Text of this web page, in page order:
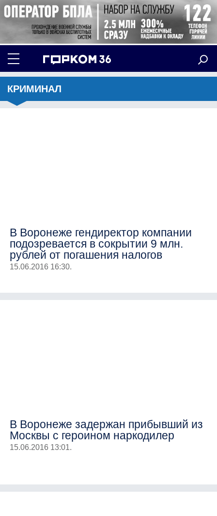
КРИМИНАЛ
В Воронеже гендиректор компании
подозревается в сокрытии 9 млн.
рублей от погашения налогов
15.06.2016 16:30.
В Воронеже задержан прибывший из
Москвы с героином наркодилер
15.06.2016 13:01.